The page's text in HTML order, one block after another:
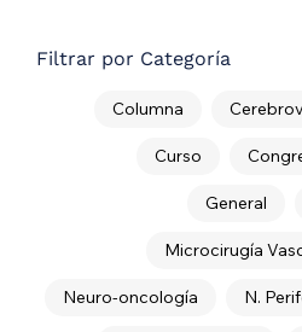
Filtrar por Categoría
Columna
Curso
General
Microcirugía
N.
Neuro-oncología